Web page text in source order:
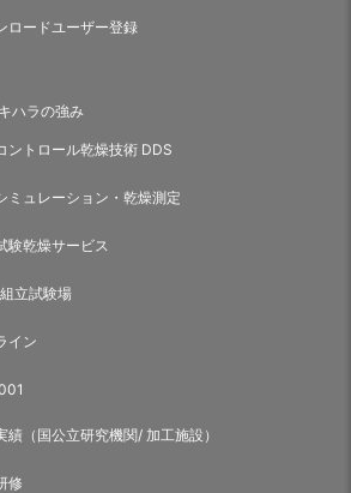
ロードユーザー登録
ハラの強み
ントロール乾燥技術 DDS
ミュレーション・乾燥測定
験乾燥サービス
立試験場
イン
績（国公立研究機関/ 加工施設）
修